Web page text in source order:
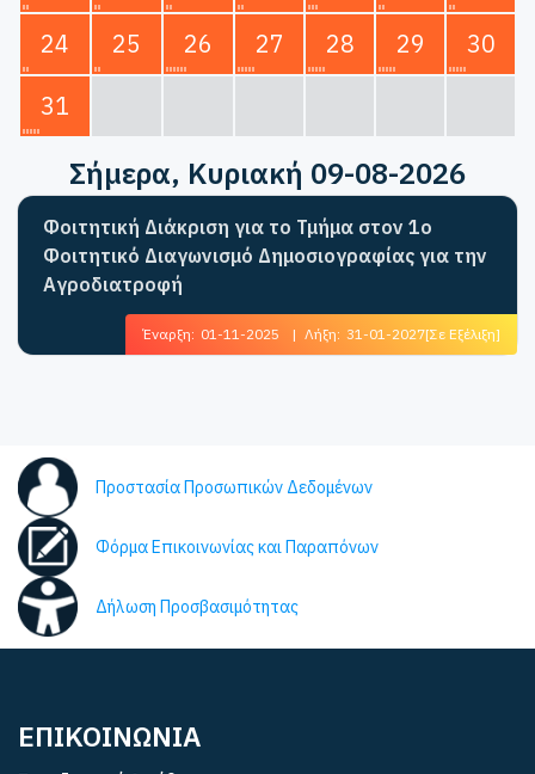
24
25 26 27 28 29
30
31
Σήμερα, Κυριακή 09-08-2026
Φοιτητική Διάκριση για το Τμήμα στον 1ο
Φοιτητικό Διαγωνισμό Δημοσιογραφίας για την
Αγροδιατροφή
Έναρξη: 01-11-2025 | Λήξη: 31-01-2027[Σε Εξέλιξη]
Προστασία Προσωπικών Δεδομένων
Φόρμα Επικοινωνίας και Παραπόνων
Δήλωση Προσβασιμότητας
ΕΠΙΚΟΙΝΩΝΙΑ